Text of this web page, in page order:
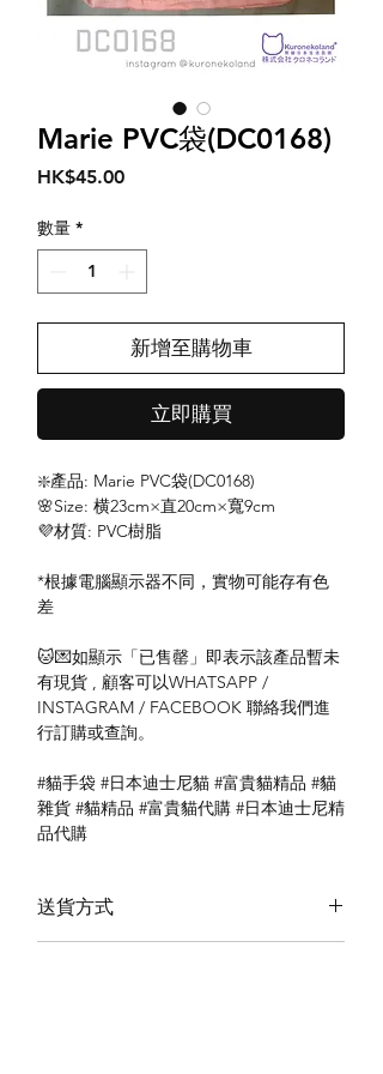
Marie PVC袋(DC0168)
HK$45.00價
數量 *
新增至購物車
立即購買
❇️產品: Marie PVC袋(DC0168)
🌸Size: 横23cm×直20cm×寬9cm
💜材質: PVC樹脂
*根據電腦顯示器不同，實物可能存有色
差
🐱💌如顯示「已售罄」即表示該產品暫未
有現貨 , 顧客可以WHATSAPP /
INSTAGRAM / FACEBOOK 聯絡我們進
行訂購或查詢。
#貓手袋 #日本迪士尼貓 #富貴貓精品 #貓
雜貨 #貓精品 #富貴貓代購 #日本迪士尼精
品代購
送貨方式